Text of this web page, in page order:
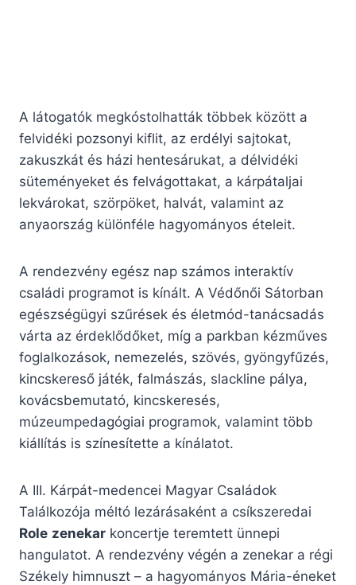
A látogatók megkóstolhatták többek között a
felvidéki pozsonyi kiflit, az erdélyi sajtokat,
zakuszkát és házi hentesárukat, a délvidéki
süteményeket és felvágottakat, a kárpátaljai
lekvárokat, szörpöket, halvát, valamint az
anyaország különféle hagyományos ételeit.
A rendezvény egész nap számos interaktív
családi programot is kínált. A Védőnői Sátorban
egészségügyi szűrések és életmód-tanácsadás
várta az érdeklődőket, míg a parkban kézműves
foglalkozások, nemezelés, szövés, gyöngyfűzés,
kincskereső játék, falmászás, slackline pálya,
kovácsbemutató, kincskeresés,
múzeumpedagógiai programok, valamint több
kiállítás is színesítette a kínálatot.
A III. Kárpát-medencei Magyar Családok
Találkozója méltó lezárásaként a csíkszeredai
Role zenekar koncertje teremtett ünnepi
hangulatot. A rendezvény végén a zenekar a régi
Székely himnuszt – a hagyományos Mária-éneket